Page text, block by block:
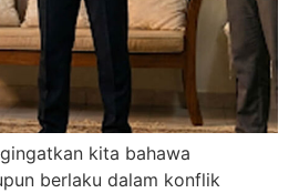
kita bahawa
berlaku dalam konflik